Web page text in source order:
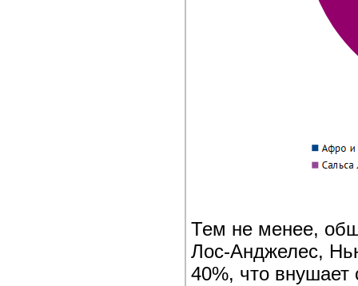
Тем не менее,
Лос‑Анджелес,
40%, что